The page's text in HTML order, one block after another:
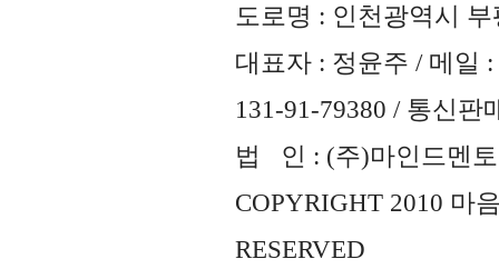
도로명 : 인천광역시
대표자 : 정윤주 / 메일 :
131-91-79380 / 통신판
법 인 : (주)마인드멘토
COPYRIGHT 2010 마
RESERVED